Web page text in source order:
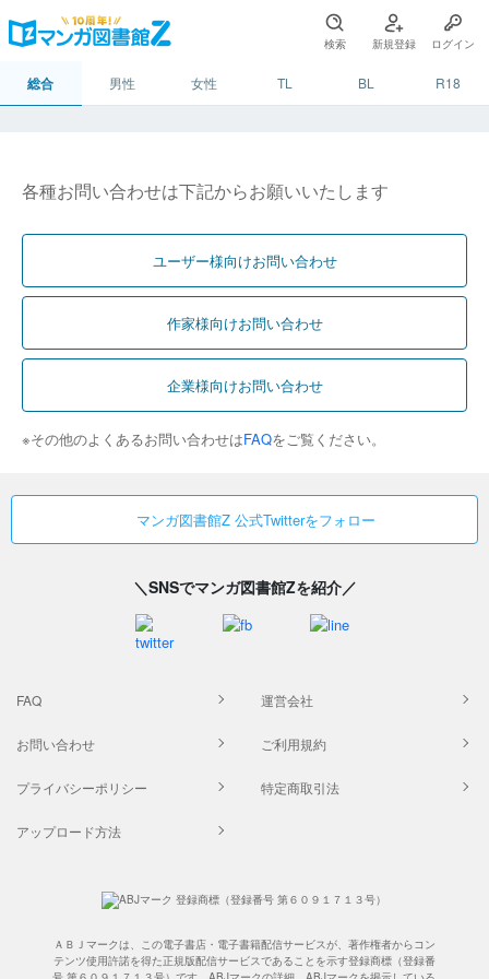
検索 新規登録 ログイン
総合 男性 女性 TL BL R18
各種お問い合わせは下記からお願いいたします
ユーザー様向けお問い合わせ
作家様向けお問い合わせ
企業様向けお問い合わせ
※その他のよくあるお問い合わせはFAQをご覧ください。
マンガ図書館Z 公式Twitterをフォロー
＼SNSでマンガ図書館Zを紹介／
FAQ 運営会社
お問い合わせ ご利用規約
プライバシーポリシー 特定商取引法
アップロード方法
ＡＢＪマークは、この電子書店・電子書籍配信サービスが、著作権者からコン
テンツ使用許諾を得た正規版配信サービスであることを示す登録商標（登録番